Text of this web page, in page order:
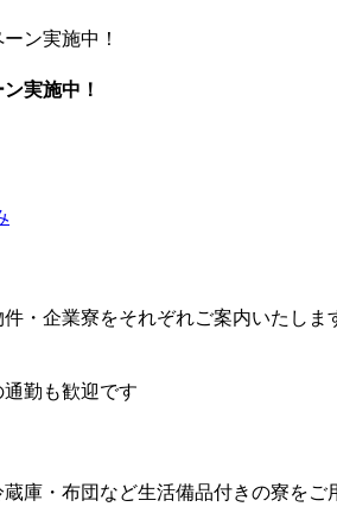
実施中！
・企業寮をそれぞれご案内いたしま
勤も歓迎です
庫・布団など生活備品付きの寮をご